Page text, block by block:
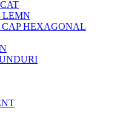
LEMN
HEXAGONAL